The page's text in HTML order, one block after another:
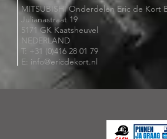
MITSUBISHI Onderdelen Eric de Kort
Julianastraat 19
5171 GK Kaatsheuvel
NEDERLAND
T: +31 (0)416 28 01 79
E: info@ericdekort.nl